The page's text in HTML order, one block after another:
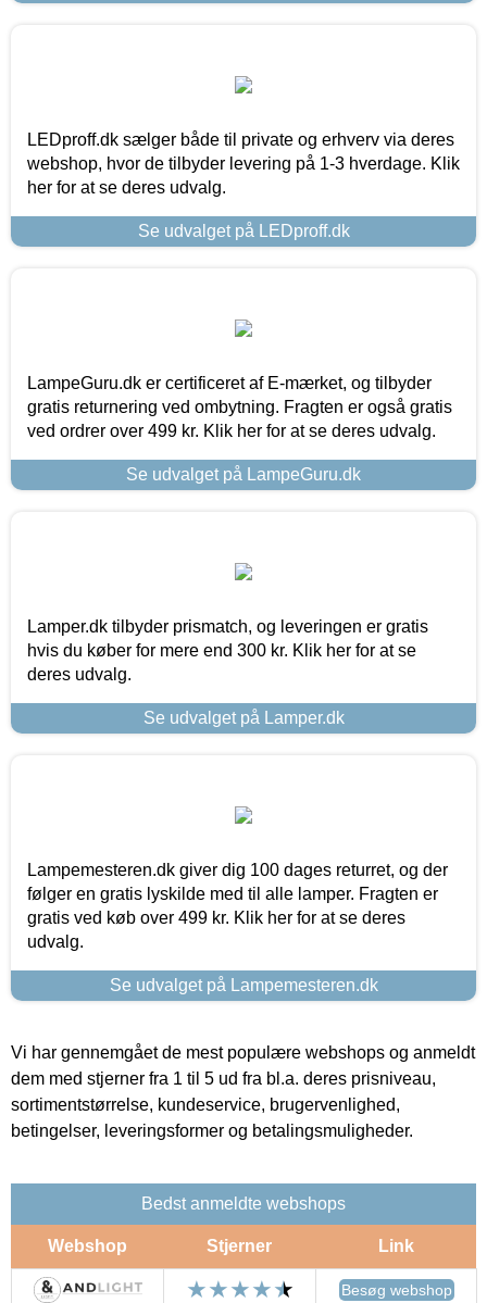
LEDproff.dk sælger både til private og erhverv via deres
webshop, hvor de tilbyder levering på 1-3 hverdage. Klik
her for at se deres udvalg.
Se udvalget på LEDproff.dk
LampeGuru.dk er certificeret af E-mærket, og tilbyder
gratis returnering ved ombytning. Fragten er også gratis
ved ordrer over 499 kr. Klik her for at se deres udvalg.
Se udvalget på LampeGuru.dk
Lamper.dk tilbyder prismatch, og leveringen er gratis
hvis du køber for mere end 300 kr. Klik her for at se
deres udvalg.
Se udvalget på Lamper.dk
Lampemesteren.dk giver dig 100 dages returret, og der
følger en gratis lyskilde med til alle lamper. Fragten er
gratis ved køb over 499 kr. Klik her for at se deres
udvalg.
Se udvalget på Lampemesteren.dk
Vi har gennemgået de mest populære webshops og anmeldt
dem med stjerner fra 1 til 5 ud fra bl.a. deres prisniveau,
sortimentstørrelse, kundeservice, brugervenlighed,
betingelser, leveringsformer og betalingsmuligheder.
Bedst anmeldte webshops
Webshop Stjerner Link
Besøg webshop